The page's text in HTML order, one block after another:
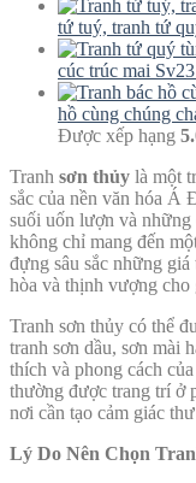
tứ tuý, tranh tứ
cúc trúc mai
hồ cùng chúng
Được xếp hạng
Tranh sơn thủy là một
sắc của nền văn hóa Á
suối uốn lượn và
không chỉ mang đến
đựng sâu sắc những
hòa và thịnh vượng cho
Tranh sơn thủy có thể
tranh sơn dầu, sơn mài
thích và phong cách
thường được trang trí ở
nơi cần tạo cảm giác
Lý Do Nên Chọn